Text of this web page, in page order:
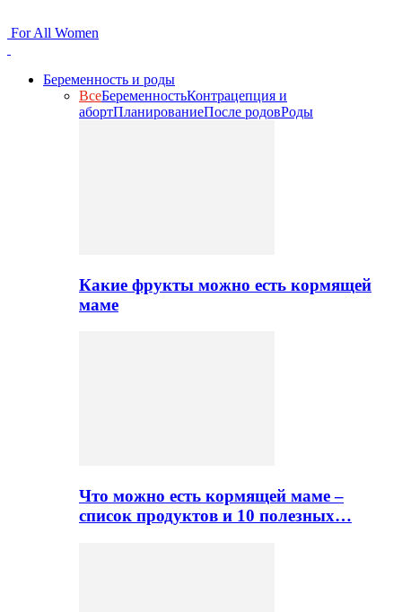
For All Women
Беременность и роды
ВсеБеременностьКонтрацепция и
абортПланированиеПосле родовРоды
Какие фрукты можно есть кормящей
маме
Что можно есть кормящей маме –
список продуктов и 10 полезных…